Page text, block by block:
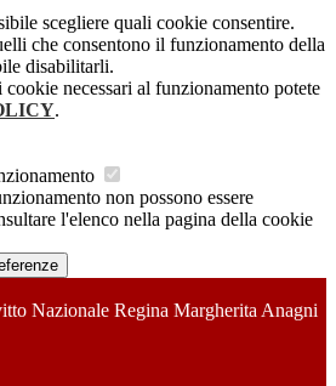
scegliere quali cookie consentire.
che consentono il funzionamento della
disabilitarli.
necessari al funzionamento potete
.
non possono essere
l'elenco nella pagina della cookie
Nazionale Regina Margherita Anagni